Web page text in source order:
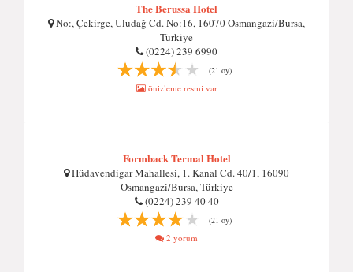
The Berussa Hotel
No:, Çekirge, Uludağ Cd. No:16, 16070 Osmangazi/Bursa,
Türkiye
(0224) 239 6990
(21 oy)
önizleme resmi var
Formback Termal Hotel
Hüdavendigar Mahallesi, 1. Kanal Cd. 40/1, 16090
Osmangazi/Bursa, Türkiye
(0224) 239 40 40
(21 oy)
2 yorum